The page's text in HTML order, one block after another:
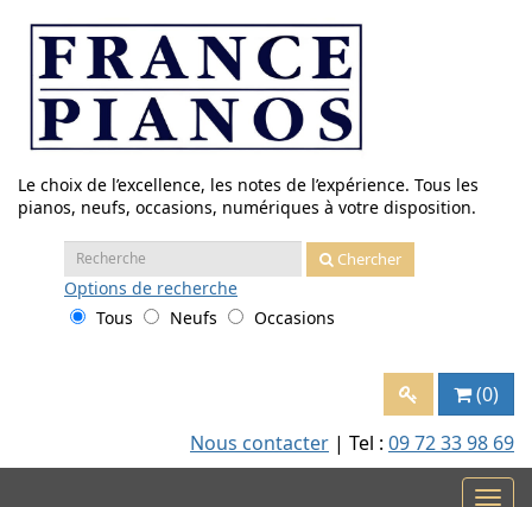
contenu
Le choix de l’excellence, les notes de l’expérience. Tous les
pianos, neufs, occasions, numériques à votre disposition.
Recherche
:
Chercher
Options de recherche
Tous
Neufs Occasions
(0)
Nous contacter | Tel : 09 72 33 98 69